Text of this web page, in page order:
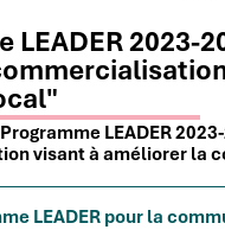
LEADER
LEADER
visant à améliorer la
LEADER pour la